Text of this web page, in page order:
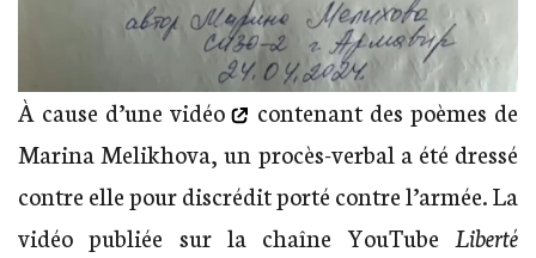
À cause d’une vidéo
contenant des poèmes de
Marina Melikhova, un procès-verbal a été dressé
contre elle pour discrédit porté contre l’armée. La
vidéo publiée sur la chaîne YouTube Liberté